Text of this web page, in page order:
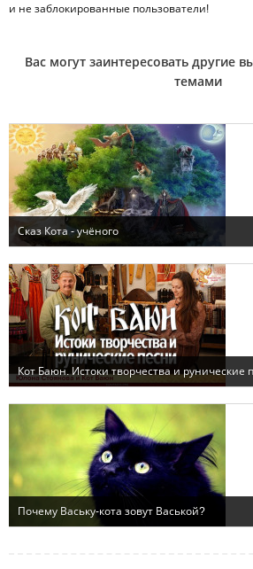
и не заблокированные пользователи!
Вас могут заинтересовать другие
темами